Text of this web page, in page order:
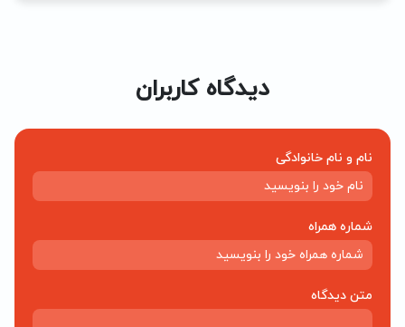
دیدگاه کاربران
نام و نام خانوادگی
شماره همراه
متن دیدگاه